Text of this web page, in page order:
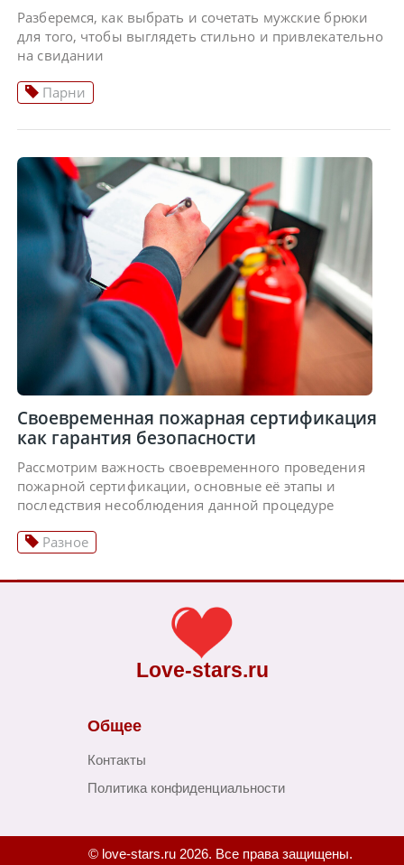
Разберемся, как выбрать и сочетать мужские брюки
для того, чтобы выглядеть стильно и привлекательно
на свидании
Парни
Своевременная пожарная сертификация
как гарантия безопасности
Рассмотрим важность своевременного проведения
пожарной сертификации, основные её этапы и
последствия несоблюдения данной процедуре
Разное
Love-stars.ru
Общее
Контакты
Политика конфиденциальности
© love-stars.ru 2026. Все права защищены.